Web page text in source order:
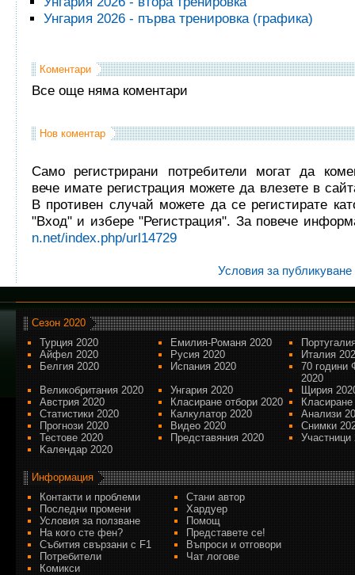
Унгария 2026 - първа тренировка (графика)
Коментари
Все още няма коментари
Нов коментар
Само регистрирани потребители могат да
вече имате регистрация можете да влезете в
В противен случай можете да се регистирате
"Вход" и избере "Регистрация". За повече
n.net/index.php/url14729
Условия за
Сезон 2020
Турция 2020
Емилия-Романя 2020
Айфел 2020
Русия 2020
Италия
Белгия 2020
Испания 2020
70 години
2020
Великобритания 2020
Унгария 2020
Щирия
Австрия 2020
Класиране отбори 2020
Статистики 2020
Калкулатор 2020
Анализи
Прогнози 2020
Видео 2020
Снимки
Тестове 2020
Представяния 2020
Участници
Kалендар 2020
Информация
Контакти и проблеми
Стани автор
Последни промени
Хардуер
Условия за ползване
Помощ
На кого сте фен?
Представете се!
Събития свързани с F1
Въпроси и отговори
Потребители
Чат логове
Комикси